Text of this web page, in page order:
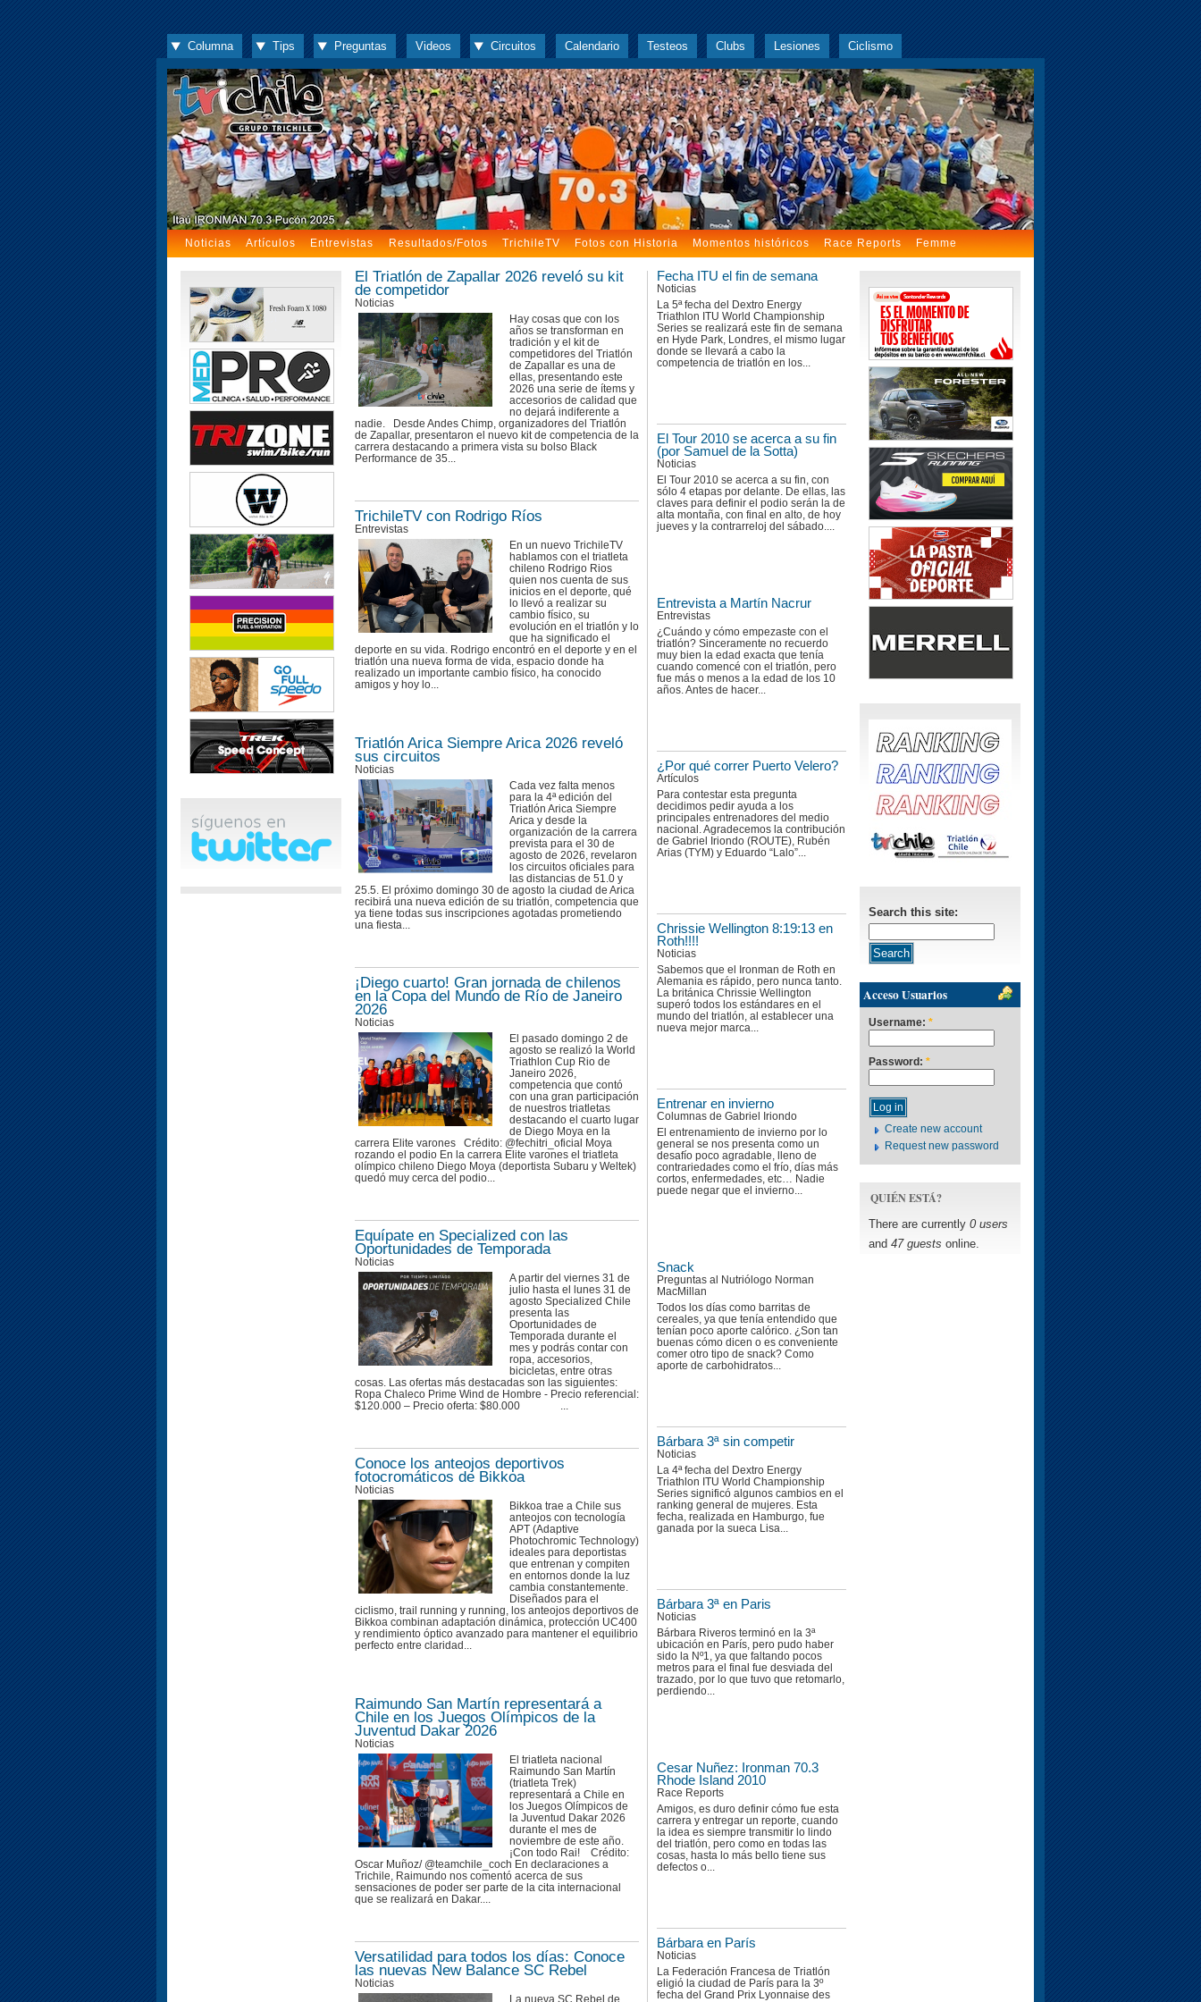
Columna Tips Preguntas Videos Circuitos Calendario Testeos Clubs Lesiones Ciclismo
Noticias Artículos Entrevistas Resultados/Fotos TrichileTV Fotos con Historia Momentos históricos Race Reports Femme
Fecha ITU el fin de semana
Noticias
La 5ª fecha del Dextro Energy
Triathlon ITU World Championship
Series se realizará este fin de semana
en Hyde Park, Londres, el mismo lugar
donde se llevará a cabo la
competencia de triatlón en los...
El Tour 2010 se acerca a su fin
(por Samuel de la Sotta)
Noticias
El Tour 2010 se acerca a su fin, con
sólo 4 etapas por delante. De ellas, las
claves para definir el podio serán la de
alta montaña, con final en alto, de hoy
jueves y la contrarreloj del sábado....
Entrevista a Martín Nacrur
Entrevistas
¿Cuándo y cómo empezaste con el
triatlón? Sinceramente no recuerdo
muy bien la edad exacta que tenía
cuando comencé con el triatlón, pero
fue más o menos a la edad de los 10
años. Antes de hacer...
¿Por qué correr Puerto Velero?
Artículos
Para contestar esta pregunta
decidimos pedir ayuda a los
principales entrenadores del medio
nacional. Agradecemos la contribución
de Gabriel Iriondo (ROUTE), Rubén
Arias (TYM) y Eduardo “Lalo”...
Chrissie Wellington 8:19:13 en
Roth!!!!
Noticias
Sabemos que el Ironman de Roth en
Alemania es rápido, pero nunca tanto.
La británica Chrissie Wellington
superó todos los estándares en el
mundo del triatlón, al establecer una
nueva mejor marca...
Entrenar en invierno
Columnas de Gabriel Iriondo
El entrenamiento de invierno por lo
general se nos presenta como un
desafío poco agradable, lleno de
contrariedades como el frío, días más
cortos, enfermedades, etc… Nadie
puede negar que el invierno...
Snack
Preguntas al Nutriólogo Norman
MacMillan
Todos los días como barritas de
cereales, ya que tenía entendido que
tenían poco aporte calórico. ¿Son tan
buenas cómo dicen o es conveniente
comer otro tipo de snack? Como
aporte de carbohidratos...
Bárbara 3ª sin competir
Noticias
La 4ª fecha del Dextro Energy
Triathlon ITU World Championship
Series significó algunos cambios en el
ranking general de mujeres. Esta
fecha, realizada en Hamburgo, fue
ganada por la sueca Lisa...
Bárbara 3ª en Paris
Noticias
Bárbara Riveros terminó en la 3ª
ubicación en París, pero pudo haber
sido la Nº1, ya que faltando pocos
metros para el final fue desviada del
trazado, por lo que tuvo que retomarlo,
perdiendo...
Cesar Nuñez: Ironman 70.3
Rhode Island 2010
Race Reports
Amigos, es duro definir cómo fue esta
carrera y entregar un reporte, cuando
la idea es siempre transmitir lo lindo
del triatlón, pero como en todas las
cosas, hasta lo más bello tiene sus
defectos o...
Bárbara en París
Noticias
La Federación Francesa de Triatlón
eligió la ciudad de París para la 3º
fecha del Grand Prix Lyonnaise des
El Triatlón de Zapallar 2026 reveló su kit
de competidor
Noticias
Hay cosas que con los
años se transforman en
tradición y el kit de
competidores del Triatlón
de Zapallar es una de
ellas, presentando este
2026 una serie de ítems y
accesorios de calidad que
no dejará indiferente a
nadie. Desde Andes Chimp, organizadores del Triatlón
de Zapallar, presentaron el nuevo kit de competencia de la
carrera destacando a primera vista su bolso Black
Performance de 35...
TrichileTV con Rodrigo Ríos
Entrevistas
En un nuevo TrichileTV
hablamos con el triatleta
chileno Rodrigo Rios
quien nos cuenta de sus
inicios en el deporte, qué
lo llevó a realizar su
cambio físico, su
evolución en el triatlón y lo
que ha significado el
deporte en su vida. Rodrigo encontró en el deporte y en el
triatlón una nueva forma de vida, espacio donde ha
realizado un importante cambio físico, ha conocido
amigos y hoy lo...
Triatlón Arica Siempre Arica 2026 reveló
sus circuitos
Noticias
Cada vez falta menos
para la 4ª edición del
Triatlón Arica Siempre
Arica y desde la
organización de la carrera
prevista para el 30 de
agosto de 2026, revelaron
los circuitos oficiales para
las distancias de 51.0 y
25.5. El próximo domingo 30 de agosto la ciudad de Arica
recibirá una nueva edición de su triatlón, competencia que
ya tiene todas sus inscripciones agotadas prometiendo
una fiesta...
¡Diego cuarto! Gran jornada de chilenos
en la Copa del Mundo de Río de Janeiro
2026
Noticias
El pasado domingo 2 de
agosto se realizó la World
Triathlon Cup Rio de
Janeiro 2026,
competencia que contó
con una gran participación
de nuestros triatletas
destacando el cuarto lugar
de Diego Moya en la
carrera Elite varones Crédito: @fechitri_oficial Moya
rozando el podio En la carrera Elite varones el triatleta
olímpico chileno Diego Moya (deportista Subaru y Weltek)
quedó muy cerca del podio...
Equípate en Specialized con las
Oportunidades de Temporada
Noticias
A partir del viernes 31 de
julio hasta el lunes 31 de
agosto Specialized Chile
presenta las
Oportunidades de
Temporada durante el
mes y podrás contar con
ropa, accesorios,
bicicletas, entre otras
cosas. Las ofertas más destacadas son las siguientes:
Ropa Chaleco Prime Wind de Hombre - Precio referencial:
$120.000 – Precio oferta: $80.000 ...
Conoce los anteojos deportivos
fotocromáticos de Bikkoa
Noticias
Bikkoa trae a Chile sus
anteojos con tecnología
APT (Adaptive
Photochromic Technology)
ideales para deportistas
que entrenan y compiten
en entornos donde la luz
cambia constantemente.
Diseñados para el
ciclismo, trail running y running, los anteojos deportivos de
Bikkoa combinan adaptación dinámica, protección UC400
y rendimiento óptico avanzado para mantener el equilibrio
perfecto entre claridad...
Raimundo San Martín representará a
Chile en los Juegos Olímpicos de la
Juventud Dakar 2026
Noticias
El triatleta nacional
Raimundo San Martín
(triatleta Trek)
representará a Chile en
los Juegos Olímpicos de
la Juventud Dakar 2026
durante el mes de
noviembre de este año.
¡Con todo Rai! Crédito:
Oscar Muñoz/ @teamchile_coch En declaraciones a
Trichile, Raimundo nos comentó acerca de sus
sensaciones de poder ser parte de la cita internacional
que se realizará en Dakar....
Versatilidad para todos los días: Conoce
las nuevas New Balance SC Rebel
Noticias
La nueva SC Rebel de
Search this site:
Acceso Usuarios
Username: *
Password: *
Create new account
Request new password
QUIÉN ESTÁ?
There are currently 0 users
and 47 guests online.